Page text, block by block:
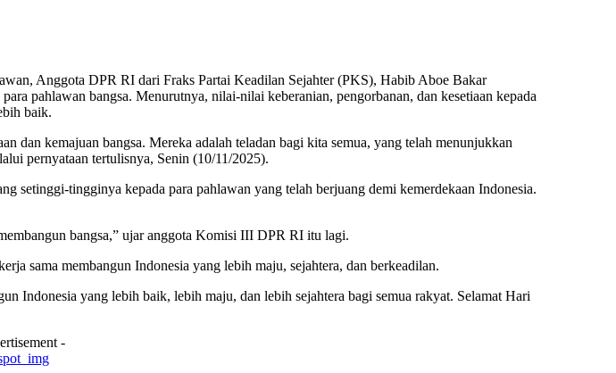
Anggota DPR RI dari Fraks Partai Keadilan Sejahter (PKS), Habib Aboe Bakar
pahlawan bangsa. Menurutnya, nilai-nilai keberanian, pengorbanan, dan kesetiaan kepada
baik.
dan kemajuan bangsa. Mereka adalah teladan bagi kita semua, yang telah menunjukkan
pernyataan tertulisnya, Senin (10/11/2025).
setinggi-tingginya kepada para pahlawan yang telah berjuang demi kemerdekaan Indonesia.
bangsa,” ujar anggota Komisi III DPR RI itu lagi.
sama membangun Indonesia yang lebih maju, sejahtera, dan berkeadilan.
Indonesia yang lebih baik, lebih maju, dan lebih sejahtera bagi semua rakyat. Selamat Hari
-